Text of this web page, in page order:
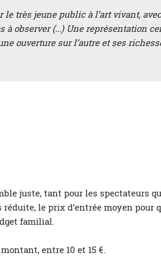
très jeune public à l’art vivant,
observer (…) Une représentation
ouverture sur l’autre et ses
juste, tant pour les spectateurs
le prix d’entrée moyen
familial.
entre 10 et 15 €.